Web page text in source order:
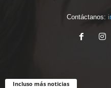
Contáctanos:
Incluso más noticias